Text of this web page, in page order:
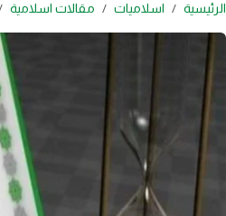
الرئيسية اسلاميات مقالات اسلامية